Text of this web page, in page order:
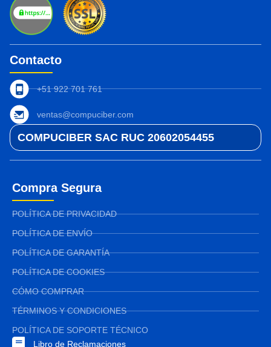
Contacto
+51 922 701 761
ventas@compuciber.com
COMPUCIBER SAC RUC 20602054455
Compra Segura
POLÍTICA DE PRIVACIDAD
POLÍTICA DE ENVÍO
POLÍTICA DE GARANTÍA
POLÍTICA DE COOKIES
CÓMO COMPRAR
TÉRMINOS Y CONDICIONES
POLÍTICA DE SOPORTE TÉCNICO
Libro de Reclamaciones